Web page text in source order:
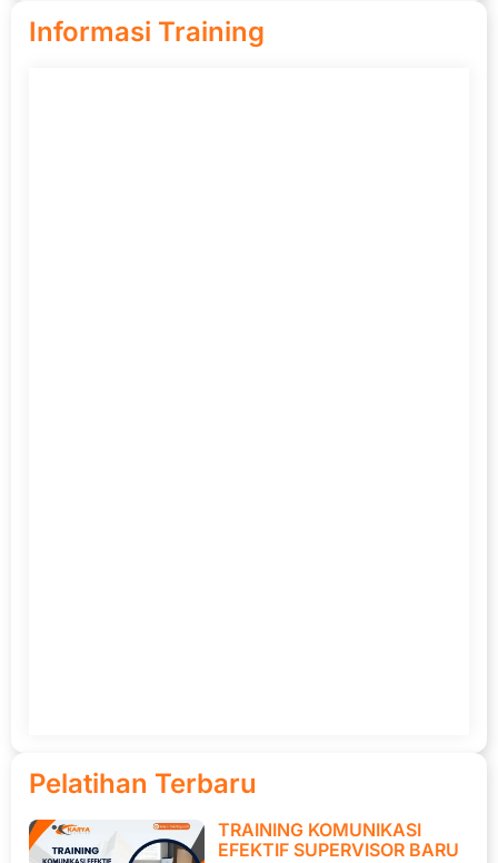
Informasi Training
Pelatihan Terbaru
TRAINING KOMUNIKASI
EFEKTIF SUPERVISOR BARU